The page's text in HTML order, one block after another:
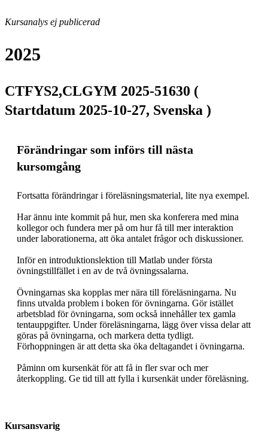
Kursanalys ej publicerad
2025
CTFYS2,CLGYM 2025-51630 (
Startdatum 2025-10-27, Svenska )
Förändringar som införs till nästa
kursomgång
Fortsatta förändringar i föreläsningsmaterial, lite nya exempel.
Har ännu inte kommit på hur, men ska konferera med mina
kollegor och fundera mer på om hur få till mer interaktion
under laborationerna, att öka antalet frågor och diskussioner.
Inför en introduktionslektion till Matlab under första
övningstillfället i en av de två övningssalarna.
Övningarnas ska kopplas mer nära till föreläsningarna. Nu
finns utvalda problem i boken för övningarna. Gör istället
arbetsblad för övningarna, som också innehåller tex gamla
tentauppgifter. Under föreläsningarna, lägg över vissa delar att
göras på övningarna, och markera detta tydligt.
Förhoppningen är att detta ska öka deltagandet i övningarna.
Påminn om kursenkät för att få in fler svar och mer
återkoppling. Ge tid till att fylla i kursenkät under föreläsning.
Kursansvarig